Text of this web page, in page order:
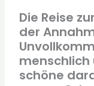
Die Reise
der
menschlich
schöne